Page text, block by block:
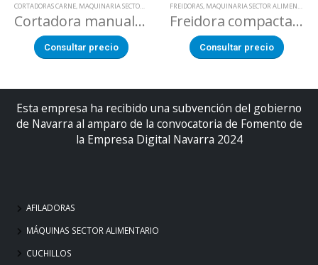
CORTADORAS CARNE, MAQUINARIA SECTOR ALIMENTACION
Cortadora manual de tiras de carne
Consultar precio
FREIDORAS, MAQUINARIA SECTOR ALIMENTACION
Freidora compacta con cuba desmontable de 7+7 litros
Consultar precio
Esta empresa ha recibido una subvención del gobierno
de Navarra al amparo de la convocatoria de Fomento de
la Empresa Digital Navarra 2024
AFILADORAS
MÁQUINAS SECTOR ALIMENTARIO
CUCHILLOS